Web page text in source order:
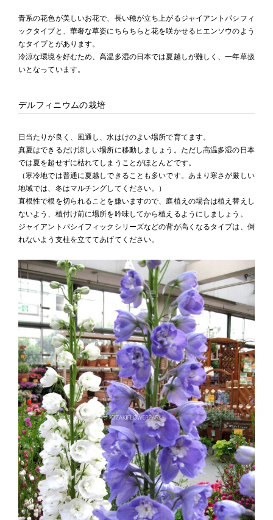
青系の花色が美しいお花で、長い穂が立ち上がるジャイアントパシフィ
ックタイプと、華奢な草姿にちらちらと花を咲かせるヒエンソウのよう
なタイプとがあります。
冷涼な環境を好むため、高温多湿の日本では夏越しが難しく、一年草扱
いとなっています。
デルフィニウムの栽培
日当たりが良く、風通し、水はけのよい場所で育てます。
真夏はできるだけ涼しい場所に移動しましょう。ただし高温多湿の日本
では夏を超せずに枯れてしまうことがほとんどです。
（寒冷地では普通に夏越しできることも多いです。あまり寒さが厳しい
地域では、冬はマルチングしてください。）
直根性で根を切られることを嫌いますので、庭植えの場合は植え替えし
ないよう、植付け前に場所を吟味してから植えるようにしましょう。
ジャイアントパシイフィックシリーズなどの背が高くなるタイプは、倒
れないよう支柱を立ててあげてください。